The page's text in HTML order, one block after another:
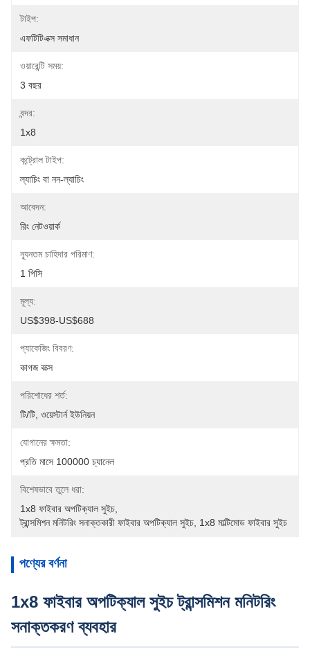
টাইপ:
এফটিটিএক্স সমাধান
ওয়ারেন্টি সময়:
3 বছর
বন্দর:
1x8
কন্ট্রোল টাইপ:
ল্যাচিং বা নন-ল্যাচিং
আবেদন:
রিং নেটওয়ার্ক
ন্যূনতম চাহিদার পরিমাণ:
1 পিসি
মূল্য:
US$398-US$688
প্যাকেজিং বিবরণ:
কাগজ বাক্স
পরিশোধের শর্ত:
টি/টি, ওয়েস্টার্ন ইউনিয়ন
যোগানের ক্ষমতা:
প্রতি মাসে 100000 চ্যানেল
বিশেষভাবে তুলে ধরা:
1x8 ফাইবার অপটিক্যাল সুইচ
ট্রান্সমিশন মনিটরিং সনাক্তকারী ফাইবার অপটিক্যাল সুইচ 1x8 মাল্টিমোড ফাইবার সুইচ
পণ্যের বর্ণনা
1x8 ফাইবার অপটিক্যাল সুইচ ট্রান্সমিশন মনিটরিং
সনাক্তকরণ ব্যবহার